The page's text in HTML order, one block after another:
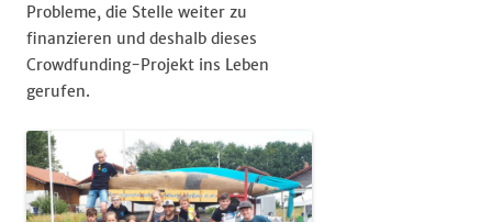
Probleme, die Stelle weiter zu
finanzieren und deshalb dieses
Crowdfunding-Projekt ins Leben
gerufen.